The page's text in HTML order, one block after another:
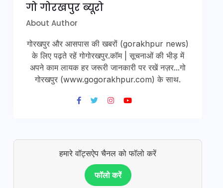
गो गोरखपुर ब्यूरो
About Author
गोरखपुर और आसपास की खबरों (gorakhpur news)
के लिए पढ़ते रहें गोगोरखपुर.कॉम | सूचनाओं की भीड़ में
अपने काम लायक हर जरूरी जानकारी पर रखें नज़र...गो
गोरखपुर (www.gogorakhpur.com) के साथ.
हमारे वॉट्सऐप चैनल को फॉलो करें
फॉलो करें